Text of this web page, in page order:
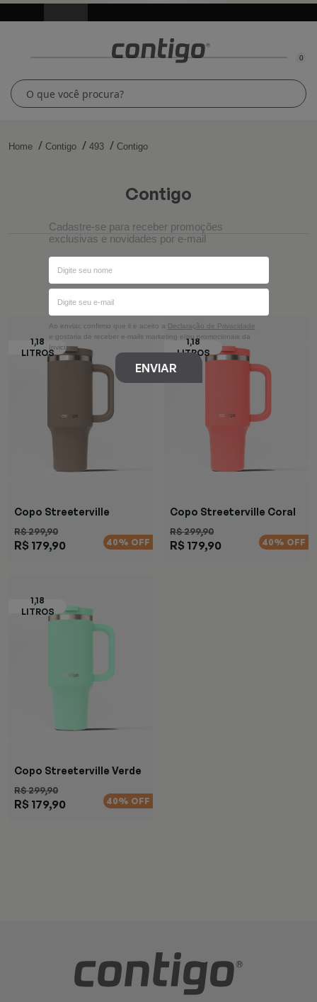
0
Home Contigo 493 Contigo
contigo
Filtros
Copo Streeterville
R$ 299,90
R$ 179,90 40% OFF
Copo Streeterville Coral
R$ 299,90
R$ 179,90 40% OFF
Copo Streeterville Verde
R$ 299,90
R$ 179,90 40% OFF
Cadastre-se para receber promoções
exclusivas e novidades por e-mail
Ao enviar, confirmo que li e aceito a Declaração de Privacidade
e gostaria de receber e-mails marketing e/ou promocionais da
Invicta
ENVIAR